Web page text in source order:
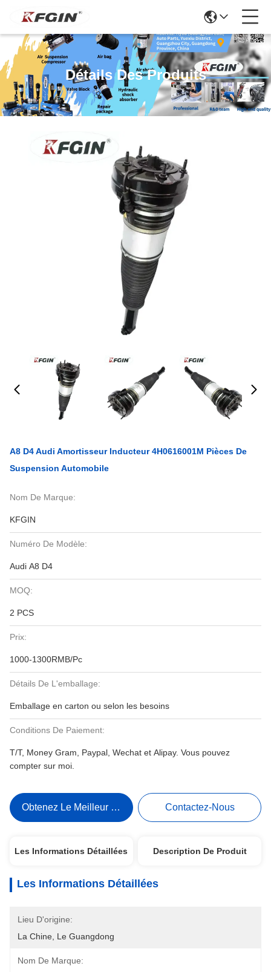
Détails Des Produits
A8 D4 Audi Amortisseur Inducteur 4H0616001M Pièces De
Suspension Automobile
Nom De Marque:
KFGIN
Numéro De Modèle:
Audi A8 D4
MOQ:
2 PCS
Prix:
1000-1300RMB/Pc
Détails De L'emballage:
Emballage en carton ou selon les besoins
Conditions De Paiement:
T/T, Money Gram, Paypal, Wechat et Alipay. Vous pouvez
compter sur moi.
Obtenez Le Meilleur Prix Contactez-Nous
Les Informations Détaillées Description De Produit
Les Informations Détaillées
Lieu D'origine:
La Chine, Le Guangdong
Nom De Marque: